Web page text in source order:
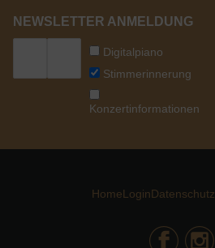
NEWSLETTER ANMELDUNG
Digitalpiano
Stimmerinnerung
Konzertinformationen
HomeLoginDatenschutz